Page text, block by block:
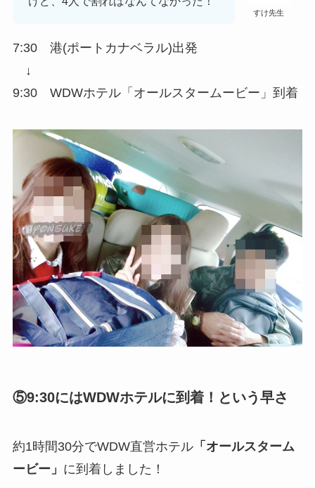
すけ先生
7:30 港(ポートカナベラル)出発
↓
9:30 WDWホテル「オールスタームービー」到着
⑤9:30にはWDWホテルに到着！という早さ
約1時間30分でWDW直営ホテル「オールスターム
ービー」 に到着しました！